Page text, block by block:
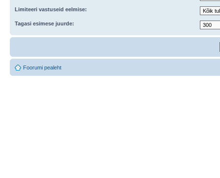
Limiteeri vastuseid eelmise:
Tagasi esimese juurde:
Foorumi pealeht